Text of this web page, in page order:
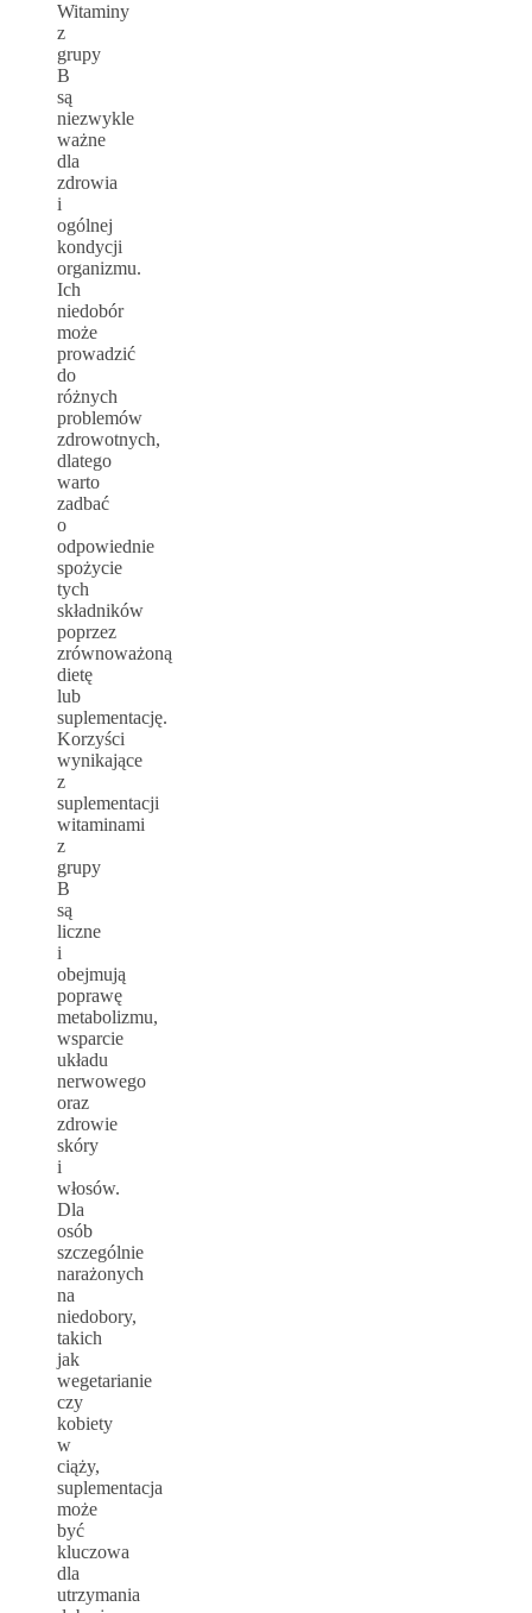
Witaminy
z
grupy
B
są
niezwykle
ważne
dla
zdrowia
i
ogólnej
kondycji
organizmu.
Ich
niedobór
może
prowadzić
do
różnych
problemów
zdrowotnych,
dlatego
warto
zadbać
o
odpowiednie
spożycie
tych
składników
poprzez
zrównoważoną
dietę
lub
suplementację.
Korzyści
wynikające
z
suplementacji
witaminami
z
grupy
B
są
liczne
i
obejmują
poprawę
metabolizmu,
wsparcie
układu
nerwowego
oraz
zdrowie
skóry
i
włosów.
Dla
osób
szczególnie
narażonych
na
niedobory,
takich
jak
wegetarianie
czy
kobiety
w
ciąży,
suplementacja
może
być
kluczowa
dla
utrzymania